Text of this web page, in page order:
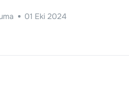
01 Eki 2024